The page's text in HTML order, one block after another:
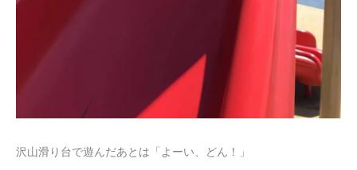
沢山滑り台で遊んだあとは「よーい、どん！」